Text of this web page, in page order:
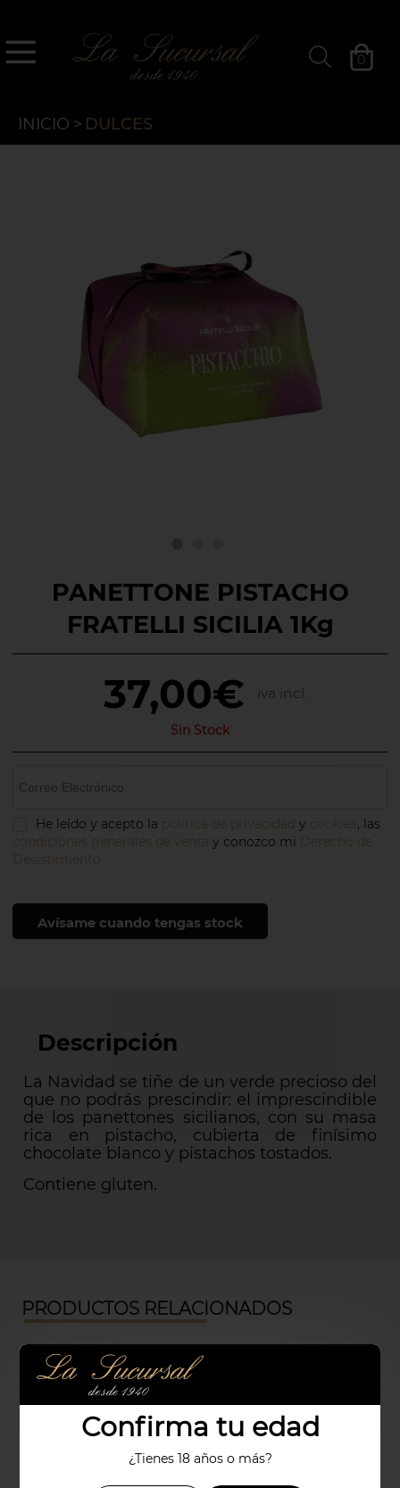
Confirma tu edad
¿Tienes 18 años o más?
Filtros » 0
INICIO > DULCES
PANETTONE PISTACHO
FRATELLI SICILIA 1Kg
37,00€ iva incl.
Sin Stock
He leído y acepto la política de privacidad y cookies , las
condiciones generales de venta y conozco mi Derecho de
Desistimiento
Avísame cuando tengas stock
Descripción
La Navidad se tiñe de un verde precioso del
que no podrás prescindir: el imprescindible
de los panettones sicilianos, con su masa
rica en pistacho, cubierta de finísimo
chocolate blanco y pistachos tostados.
Contiene gluten.
PRODUCTOS RELACIONADOS